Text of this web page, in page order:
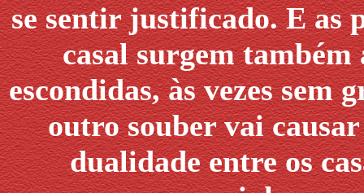
se sentir justificado. E as
casal surgem
escondidas, às vezes sem
outro souber vai
dualidade entre os